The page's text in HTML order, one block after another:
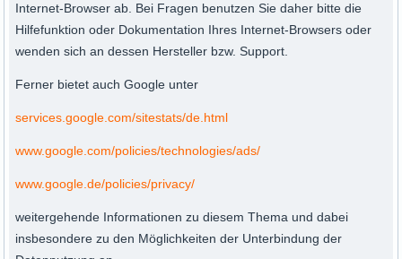
Internet-Browser ab. Bei Fragen benutzen Sie daher bitte die
Hilfefunktion oder Dokumentation Ihres Internet-Browsers oder
wenden sich an dessen Hersteller bzw. Support.
Ferner bietet auch Google unter
services.google.com/sitestats/de.html
www.google.com/policies/technologies/ads/
www.google.de/policies/privacy/
weitergehende Informationen zu diesem Thema und dabei
insbesondere zu den Möglichkeiten der Unterbindung der